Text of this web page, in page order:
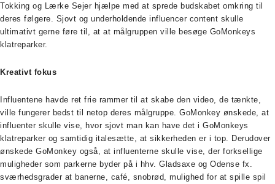
Tokking og Lærke Sejer hjælpe med at sprede budskabet omkring til
deres følgere. Sjovt og underholdende influencer content skulle
ultimativt gerne føre til, at at målgruppen ville besøge GoMonkeys
klatreparker.
Kreativt fokus
Influentene havde ret frie rammer til at skabe den video, de tænkte,
ville fungerer bedst til netop deres målgruppe. GoMonkey ønskede, at
influenter skulle vise, hvor sjovt man kan have det i GoMonkeys
klatreparker og samtidig italesætte, at sikkerheden er i top. Derudover
ønskede GoMonkey også, at influenterne skulle vise, der forksellige
muligheder som parkerne byder på i hhv. Gladsaxe og Odense fx.
sværhedsgrader at banerne, café, snobrød, mulighed for at spille spil